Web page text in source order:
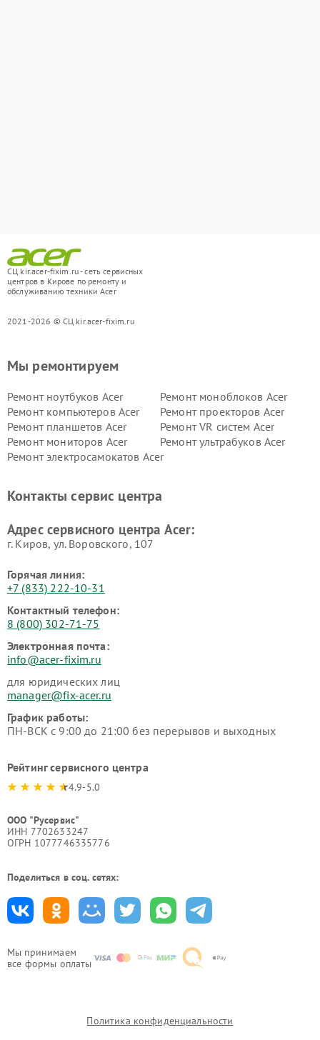
СЦ kir.acer-fixim.ru - сеть сервисных
центров в Кирове по ремонту и
обслуживанию техники Acer
2021-2026 © СЦ kir.acer-fixim.ru
Мы принимаем
все формы оплаты
Мы ремонтируем
Ремонт ноутбуков Acer
Ремонт моноблоков Acer
Ремонт компьютеров Acer
Ремонт проекторов Acer
Ремонт планшетов Acer
Ремонт VR систем Acer
Ремонт мониторов Acer
Ремонт ультрабуков Acer
Ремонт электросамокатов Acer
Контакты сервис центра
Адрес сервисного центра Acer:
г. Киров, ул. Воровского, 107
Горячая линия:
+7 (833) 222-10-31
Контактный телефон:
8 (800) 302-71-75
Электронная почта:
info@acer-fixim.ru
для юридических лиц
manager@fix-acer.ru
График работы:
ПН-ВСК с 9:00 до 21:00 без перерывов и выходных
Рейтинг сервисного центра
4.9-5.0
ООО "Русервис"
ИНН 7702633247
ОГРН 1077746335776
Поделиться в соц. сетях:
Политика конфиденциальности